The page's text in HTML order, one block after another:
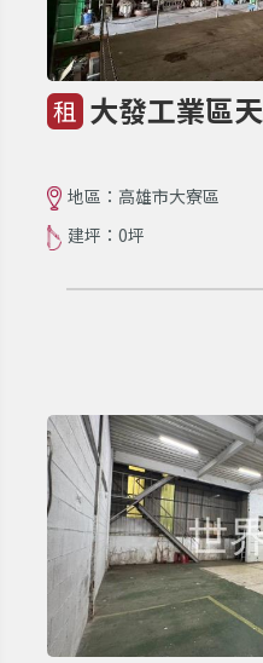
租 大發工業區
地區：高雄市大寮區
建坪：0坪